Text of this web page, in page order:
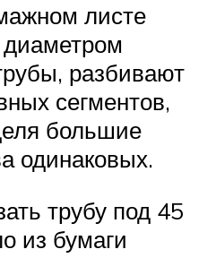
листе
диаметром
разбивают
сегментов,
большие
одинаковых.
трубу под 45
из бумаги